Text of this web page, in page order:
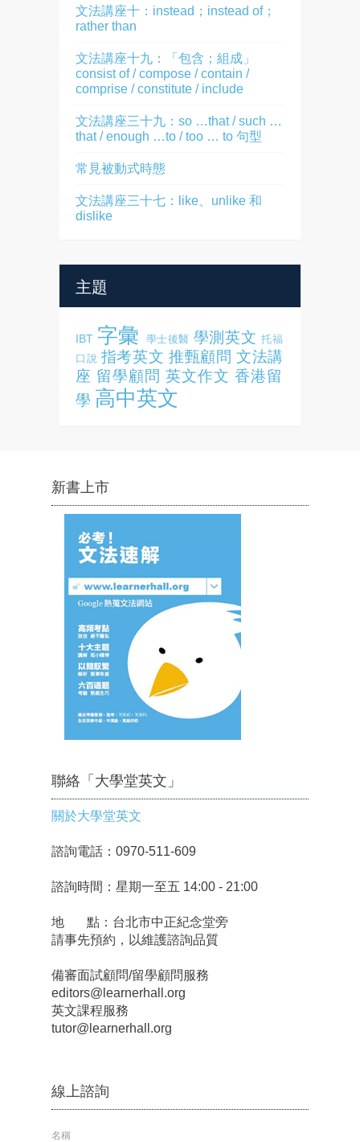
文法講座十：instead；instead of；
rather than
文法講座十九：「包含；組成」
consist of / compose / contain /
comprise / constitute / include
文法講座三十九：so …that / such …
that / enough …to / too … to 句型
常見被動式時態
文法講座三十七：like、unlike 和
dislike
主題
IBT 字彙 學士後醫 學測英文 托福
口說 指考英文 推甄顧問 文法講
座 留學顧問 英文作文 香港留
學 高中英文
新書上市
聯絡「大學堂英文」
關於大學堂英文
諮詢電話：0970-511-609
諮詢時間：星期一至五 14:00 - 21:00
地 點：台北市中正紀念堂旁
請事先預約，以維護諮詢品質
備審面試顧問/留學顧問服務
editors@learnerhall.org
英文課程服務
tutor@learnerhall.org
線上諮詢
名稱